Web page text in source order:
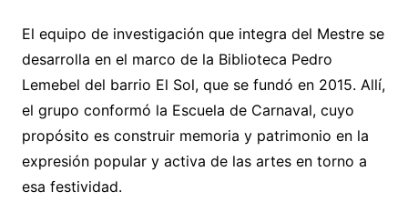
El equipo de investigación que integra del Mestre se
desarrolla en el marco de la Biblioteca Pedro
Lemebel del barrio El Sol, que se fundó en 2015. Allí,
el grupo conformó la Escuela de Carnaval, cuyo
propósito es construir memoria y patrimonio en la
expresión popular y activa de las artes en torno a
esa festividad.